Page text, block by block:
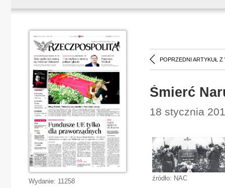
POPRZEDNI ARTYKUŁ Z
Śmierć
18 stycznia
źródło: NAC
Wydanie: 11258